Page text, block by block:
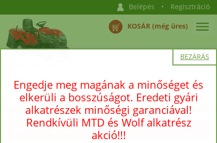
Belépés • Regisztráció
KOSÁR (még üres)
Termékkategóriák megnyitása →
BEZÁRÁS
Engedje meg magának a minőséget és
elkerüli a bosszúságot. Eredeti gyári
alkatrészek minőségi garanciával!
Rendkívüli MTD és Wolf alkatrész
akció!!!